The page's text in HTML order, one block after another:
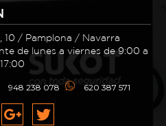
10 / Pamplona / Navarra
de lunes a viernes de 9:00 a
17:00
948 238 078 620 387 571